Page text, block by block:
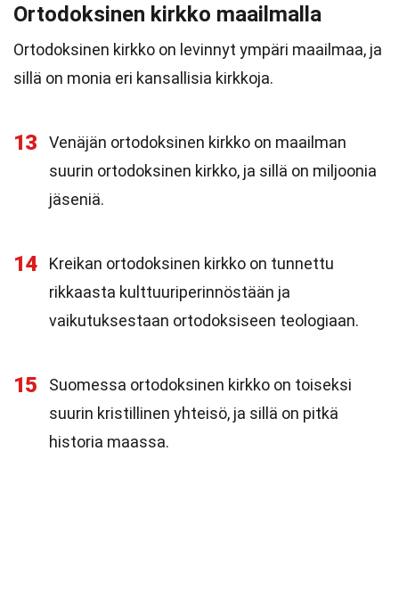
Ortodoksinen kirkko maailmalla
Ortodoksinen kirkko on levinnyt ympäri maailmaa, ja
sillä on monia eri kansallisia kirkkoja.
13
Venäjän ortodoksinen kirkko on maailman
suurin ortodoksinen kirkko, ja sillä on miljoonia
jäseniä.
14
Kreikan ortodoksinen kirkko on tunnettu
rikkaasta kulttuuriperinnöstään ja
vaikutuksestaan ortodoksiseen teologiaan.
15
Suomessa ortodoksinen kirkko on toiseksi
suurin kristillinen yhteisö, ja sillä on pitkä
historia maassa.